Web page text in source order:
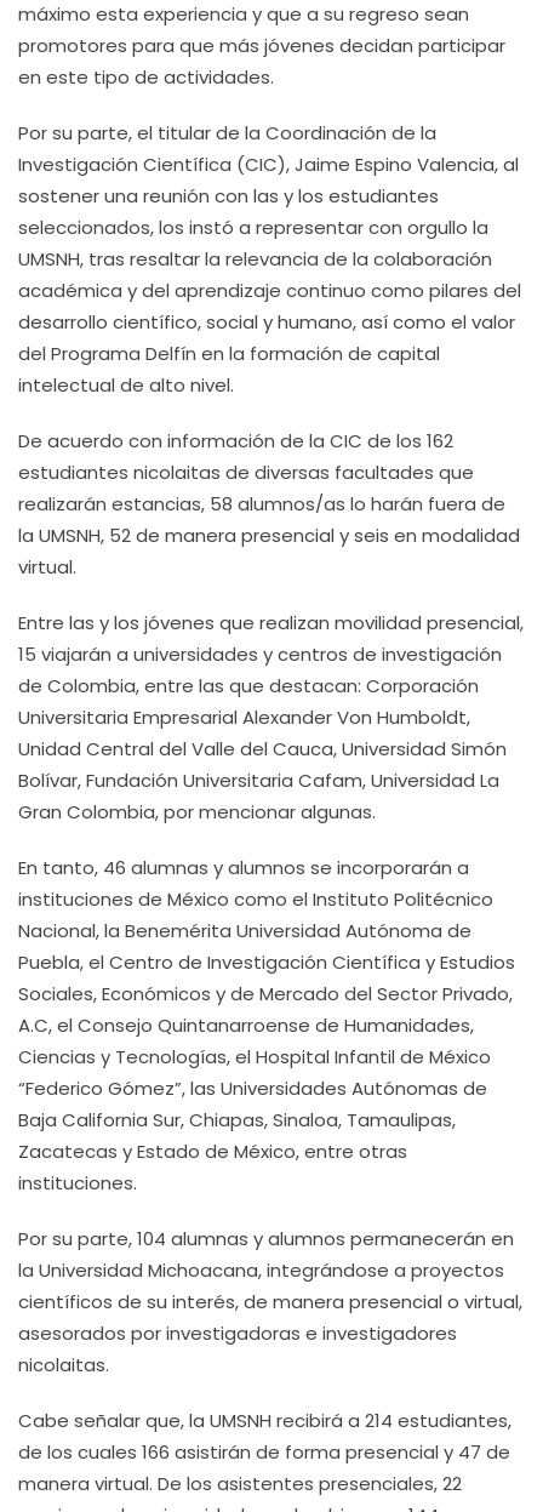
máximo esta experiencia y que a su regreso sean
promotores para que más jóvenes decidan participar
en este tipo de actividades.
Por su parte, el titular de la Coordinación de la
Investigación Científica (CIC), Jaime Espino Valencia, al
sostener una reunión con las y los estudiantes
seleccionados, los instó a representar con orgullo la
UMSNH, tras resaltar la relevancia de la colaboración
académica y del aprendizaje continuo como pilares del
desarrollo científico, social y humano, así como el valor
del Programa Delfín en la formación de capital
intelectual de alto nivel.
De acuerdo con información de la CIC de los 162
estudiantes nicolaitas de diversas facultades que
realizarán estancias, 58 alumnos/as lo harán fuera de
la UMSNH, 52 de manera presencial y seis en modalidad
virtual.
Entre las y los jóvenes que realizan movilidad presencial,
15 viajarán a universidades y centros de investigación
de Colombia, entre las que destacan: Corporación
Universitaria Empresarial Alexander Von Humboldt,
Unidad Central del Valle del Cauca, Universidad Simón
Bolívar, Fundación Universitaria Cafam, Universidad La
Gran Colombia, por mencionar algunas.
En tanto, 46 alumnas y alumnos se incorporarán a
instituciones de México como el Instituto Politécnico
Nacional, la Benemérita Universidad Autónoma de
Puebla, el Centro de Investigación Científica y Estudios
Sociales, Económicos y de Mercado del Sector Privado,
A.C, el Consejo Quintanarroense de Humanidades,
Ciencias y Tecnologías, el Hospital Infantil de México
“Federico Gómez”, las Universidades Autónomas de
Baja California Sur, Chiapas, Sinaloa, Tamaulipas,
Zacatecas y Estado de México, entre otras
instituciones.
Por su parte, 104 alumnas y alumnos permanecerán en
la Universidad Michoacana, integrándose a proyectos
científicos de su interés, de manera presencial o virtual,
asesorados por investigadoras e investigadores
nicolaitas.
Cabe señalar que, la UMSNH recibirá a 214 estudiantes,
de los cuales 166 asistirán de forma presencial y 47 de
manera virtual. De los asistentes presenciales, 22